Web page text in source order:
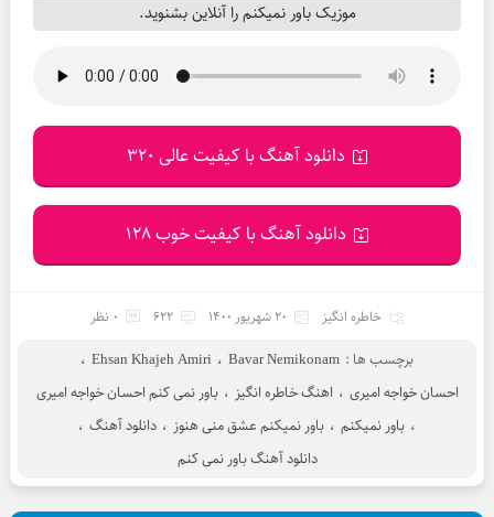
موزیک باور نمیکنم را آنلاین بشنوید.
دانلود آهنگ با کیفیت عالی 320
دانلود آهنگ با کیفیت خوب 128
خاطره انگیز 20 شهریور 1400 622 0 نظر
برچسب ها : Bavar Nemikonam ، Ehsan Khajeh Amiri ،
احسان خواجه امیری ، اهنگ خاطره انگیز ، باور نمی کنم احسان خواجه امیری
، باور نمیکنم ، باور نمیکنم عشق منی هنوز ، دانلود آهنگ ،
دانلود آهنگ باور نمی کنم